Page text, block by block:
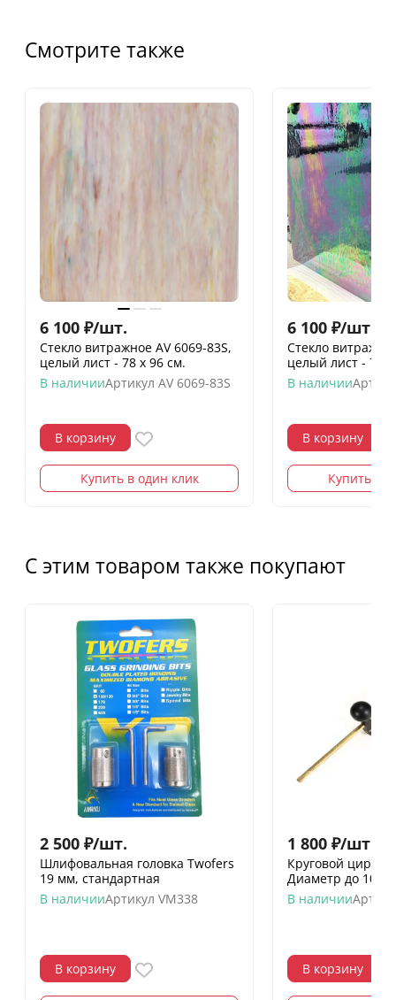
Смотрите также
6 100 ₽/шт.
Стекло витражное AV 6069-83S,
целый лист - 78 х 96 cм.
В наличииАртикул AV 6069-83S
В корзину
Купить в один клик
6 100 ₽/шт.
Стекло
целый лист - 78
В наличии
В корзину
Купить в
С этим товаром также покупают
2 500 ₽/шт.
Шлифовальная головка Twofers
19 мм, стандартная
В наличииАртикул VM338
В корзину
1 800 ₽/шт.
Круговой
Диаметр до 1000
В наличии
В корзину